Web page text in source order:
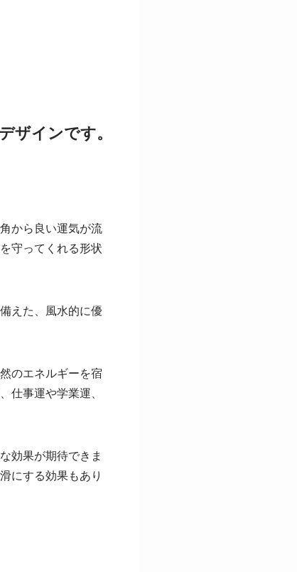
ザインです。
から良い運気が流
守ってくれる形状
えた、風水的に優
のエネルギーを宿
仕事運や学業運、
効果が期待できま
にする効果もあり